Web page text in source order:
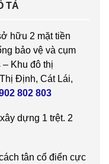
TẢ
hữu 2 mặt tiền
bảo vệ và cụm
Khu đô thị
Định, Cát Lái,
802 803
dựng 1 trệt. 2
tân cổ điển cực